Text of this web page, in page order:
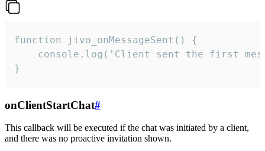
function jivo_onMessageSent() {
console.log('Client sent the first
}
onClientStartChat#
This callback will be executed if the chat was initiated by a client,
and there was no proactive invitation shown.